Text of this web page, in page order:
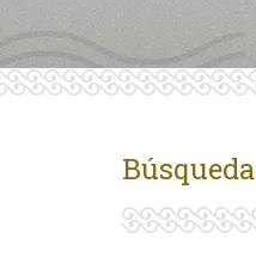
Búsqueda